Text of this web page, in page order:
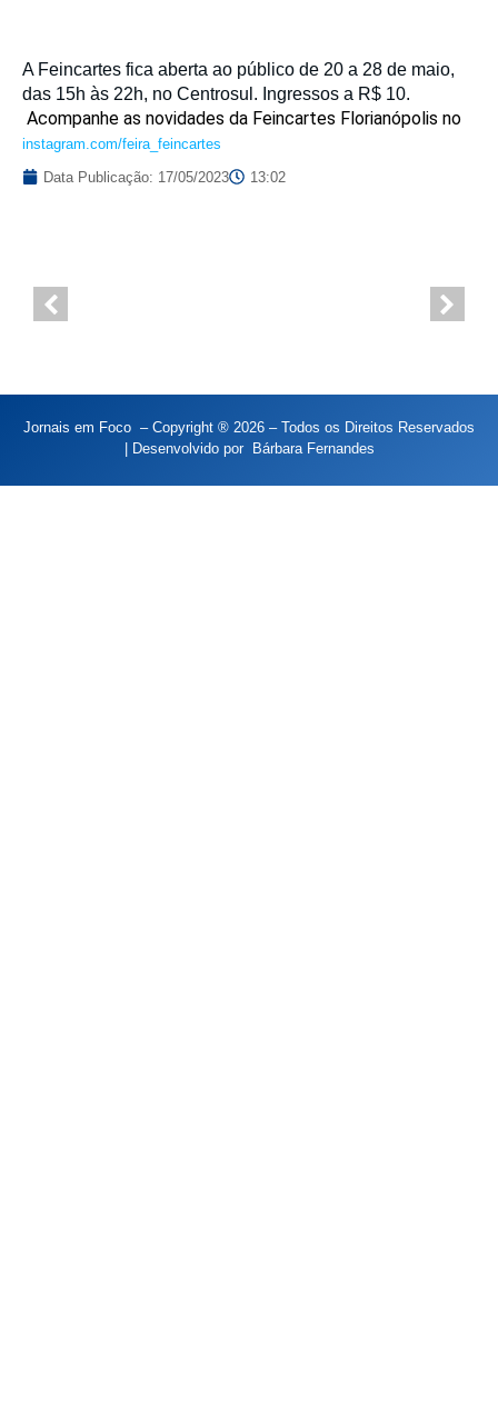
A Feincartes fica aberta ao público de 20 a 28 de maio,
das 15h às 22h, no Centrosul. Ingressos a R$ 10.
Acompanhe as novidades da Feincartes Florianópolis no
instagram.com/feira_feincartes
Data Publicação: 17/05/2023 13:02
Jornais em Foco – Copyright ® 2026 – Todos os Direitos Reservados
| Desenvolvido por Bárbara Fernandes